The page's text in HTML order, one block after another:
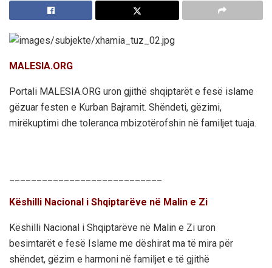
MALESIA.ORG
Portali MALESIA.ORG uron gjithë shqiptarët e fesë islame
gëzuar festen e Kurban Bajramit. Shëndeti, gëzimi,
mirëkuptimi dhe toleranca mbizotërofshin në familjet tuaja.
Këshilli Nacional i Shqiptarëve në Malin e Zi
Këshilli Nacional i Shqiptarëve në Malin e Zi uron
besimtarët e fesë Islame me dëshirat ma të mira për
shëndet, gëzim e harmoni në familjet e të gjithë